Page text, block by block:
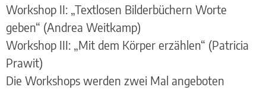
Workshop II: „Textlosen Bilderbüchern Worte
geben“ (Andrea Weitkamp)
Workshop III: „Mit dem Körper erzählen“ (Patricia
Prawit)
Die Workshops werden zwei Mal angeboten